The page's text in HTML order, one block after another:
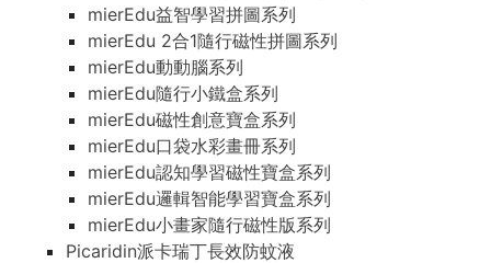
mierEdu益智學習拼圖系列
mierEdu 2合1隨行磁性拼圖系列
mierEdu動動腦系列
mierEdu隨行小鐵盒系列
mierEdu磁性創意寶盒系列
mierEdu口袋水彩畫冊系列
mierEdu認知學習磁性寶盒系列
mierEdu邏輯智能學習寶盒系列
mierEdu小畫家隨行磁性版系列
Picaridin派卡瑞丁長效防蚊液